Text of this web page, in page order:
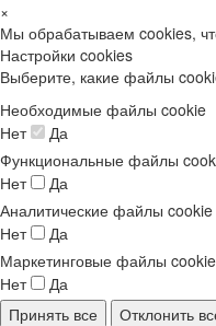
×
Мы обрабатываем cookies,
Настройки cookies
Выберите, какие файлы
Необходимые файлы cookie
Нет
Да
Функциональные файлы
Нет
Да
Аналитические файлы cookie
Нет
Да
Маркетинговые файлы cookie
Нет
Да
Принять все
Отклонить